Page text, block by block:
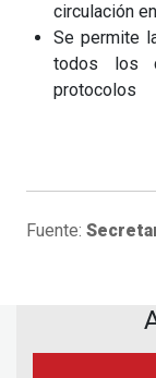
circulación
Se permite
todos los
protocolos
Fuente: